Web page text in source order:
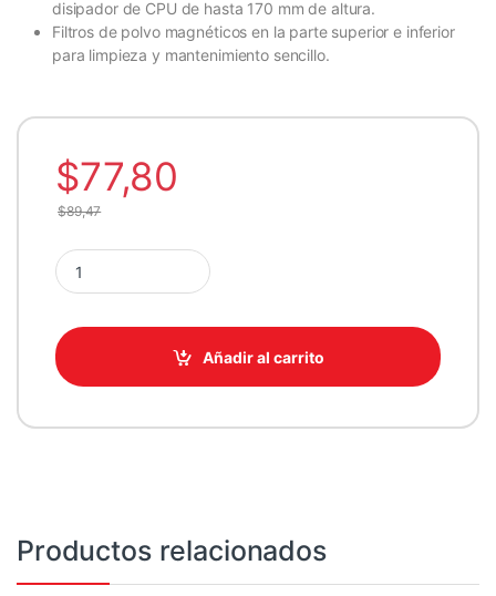
disipador de CPU de hasta 170 mm de altura.
Filtros de polvo magnéticos en la parte superior e inferior
para limpieza y mantenimiento sencillo.
$77,80
$89,47
CASE ANTEC CX700M ELITE MID TOWER WHITE RGB
Añadir al carrito
Productos relacionados